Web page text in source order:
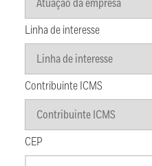
Linha de interesse
Contribuinte ICMS
CEP